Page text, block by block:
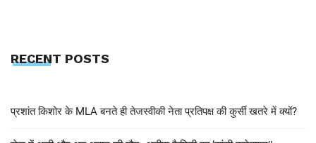
RECENT POSTS
प्रशांत किशोर के MLA बनते ही तेजस्वीकी नेता प्रतिपक्ष की कुर्सी खतरे में क्यों?